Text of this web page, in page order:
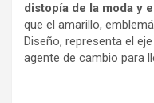
distopía de la moda y
que el amarillo,
Diseño, representa el
agente de cambio para